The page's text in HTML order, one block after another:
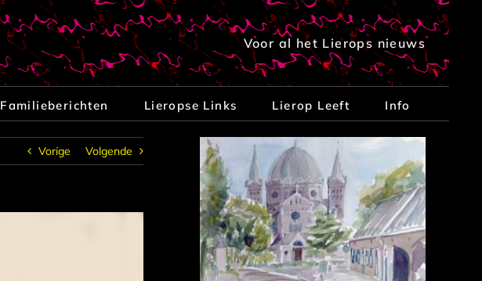
Voor al het Lierops nieuws
Familieberichten Lieropse Links Lierop Leeft Info
Vorige Volgende